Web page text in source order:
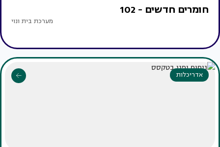
חומרים חדשים - 102
מערכת בית ונוי
אדריכלות